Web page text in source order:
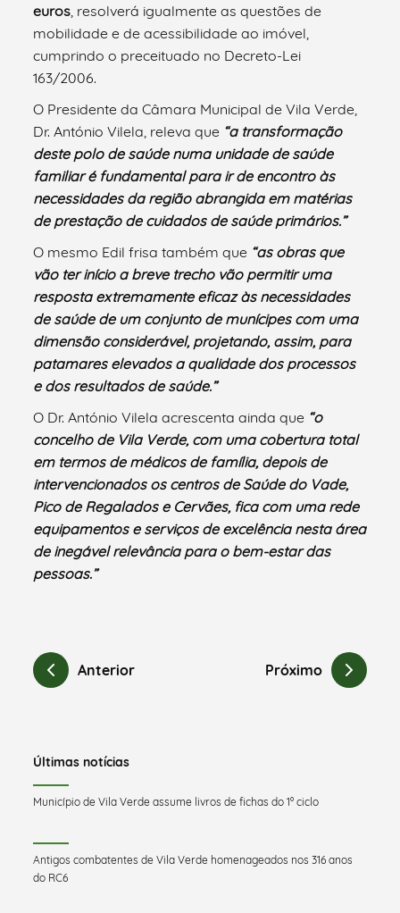
euros , resolverá igualmente as questões de
mobilidade e de acessibilidade ao imóvel,
cumprindo o preceituado no Decreto-Lei
163/2006.
O Presidente da Câmara Municipal de Vila Verde,
Dr. António Vilela, releva que “a transformação
deste polo de saúde numa unidade de saúde
familiar é fundamental para ir de encontro às
necessidades da região abrangida em matérias
de prestação de cuidados de saúde primários.”
O mesmo Edil frisa também que “as obras que
vão ter início a breve trecho vão permitir uma
resposta extremamente eficaz às necessidades
de saúde de um conjunto de munícipes com uma
dimensão considerável, projetando, assim, para
patamares elevados a qualidade dos processos
e dos resultados de saúde.”
O Dr. António Vilela acrescenta ainda que “o
concelho de Vila Verde, com uma cobertura total
em termos de médicos de família, depois de
intervencionados os centros de Saúde do Vade,
Pico de Regalados e Cervães, fica com uma rede
equipamentos e serviços de excelência nesta área
de inegável relevância para o bem-estar das
pessoas.”
Anterior Próximo
Últimas notícias
Município de Vila Verde assume livros de fichas do 1º ciclo
Antigos combatentes de Vila Verde homenageados nos 316 anos
do RC6